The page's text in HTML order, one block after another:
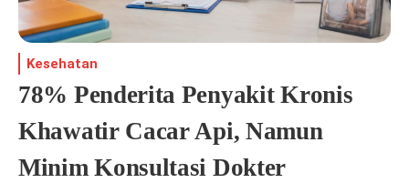
Kesehatan
78% Penderita Penyakit Kronis
Khawatir Cacar Api, Namun
Minim Konsultasi Dokter